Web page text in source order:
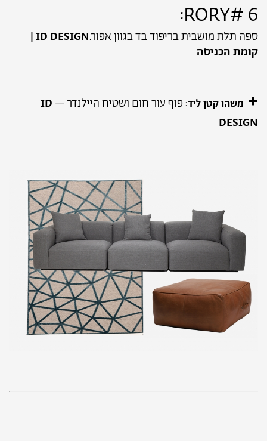
6 #RORY:
ספה תלת מושבית בריפוד בד בגוון אפור.
ID DESIGN |
קומת הכניסה
+ משהו קטן ליד: פוף עור חום ושטיח היילנדר – ID
DESIGN